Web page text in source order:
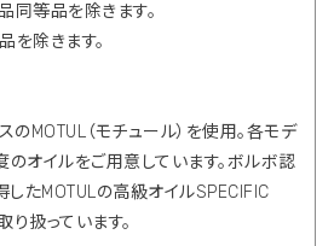
等品を除きます。
除きます。
のMOTUL（モチュール）を使用。各モデ
オイルをご用意しています。ボルボ認
したMOTULの高級オイルSPECIFIC
扱っています。